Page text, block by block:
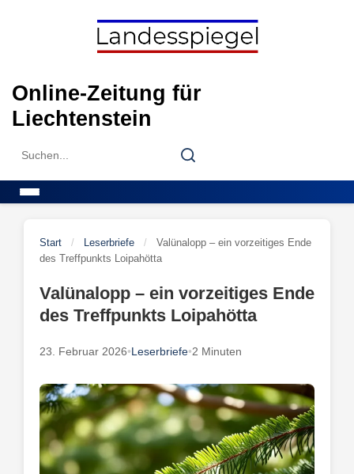
Online-Zeitung für
Liechtenstein
Search
Search
Start / Leserbriefe /
Valünalopp – ein vorzeitiges Ende
des Treffpunkts Loipahötta
Valünalopp – ein vorzeitiges Ende
des Treffpunkts Loipahötta
23. Februar 2026•Leserbriefe•2 Minuten